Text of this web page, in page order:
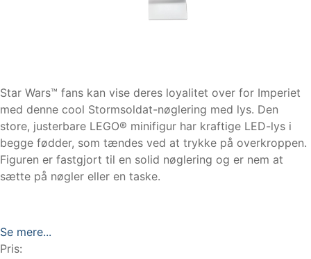
Star Wars™ fans kan vise deres loyalitet over for Imperiet
med denne cool Stormsoldat-nøglering med lys. Den
store, justerbare LEGO® minifigur har kraftige LED-lys i
begge fødder, som tændes ved at trykke på overkroppen.
Figuren er fastgjort til en solid nøglering og er nem at
sætte på nøgler eller en taske.
Se mere...
Pris: